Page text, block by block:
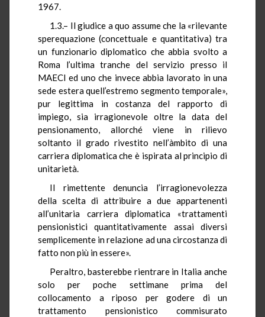
1967.
1.3.– Il giudice a quo assume che la «rilevante
sperequazione (concettuale e quantitativa) tra
un funzionario diplomatico che abbia svolto a
Roma l’ultima tranche del servizio presso il
MAECI ed uno che invece abbia lavorato in una
sede estera quell’estremo segmento temporale»,
pur legittima in costanza del rapporto di
impiego, sia irragionevole oltre la data del
pensionamento, allorché viene in rilievo
soltanto il grado rivestito nell’àmbito di una
carriera diplomatica che è ispirata al principio di
unitarietà.
Il rimettente denuncia l’irragionevolezza
della scelta di attribuire a due appartenenti
all’unitaria carriera diplomatica «trattamenti
pensionistici quantitativamente assai diversi
semplicemente in relazione ad una circostanza di
fatto non più in essere».
Peraltro, basterebbe rientrare in Italia anche
solo per poche settimane prima del
collocamento a riposo per godere di un
trattamento pensionistico commisurato